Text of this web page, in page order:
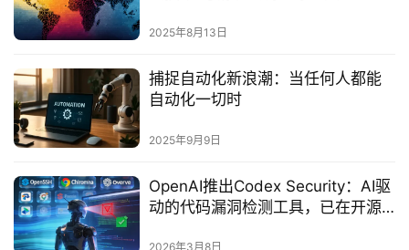
2025年8月13日
捕捉自动化新浪潮：当任何人都能
自动化一切时‌
2025年9月9日
OpenAI推出Codex Security：AI驱
动的代码漏洞检测工具，已在开源
2026年3月8日